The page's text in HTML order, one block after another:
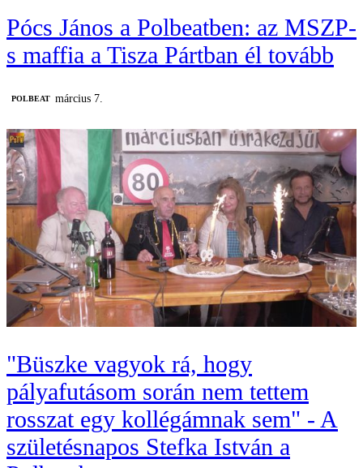
Pócs János a Polbeatben: az MSZP-
s maffia a Tisza Pártban él tovább
‎POLBEAT március 7.
"Büszke vagyok rá, hogy
pályafutásom során nem tettem
rosszat egy kollégámnak sem" - A
születésnapos Stefka István a